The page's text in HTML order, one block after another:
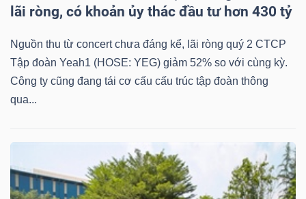
lãi ròng, có khoản ủy thác đầu tư hơn 430 tỷ
Nguồn thu từ concert chưa đáng kể, lãi ròng quý 2 CTCP
Tập đoàn Yeah1 (HOSE: YEG) giảm 52% so với cùng kỳ.
Công ty cũng đang tái cơ cấu cấu trúc tập đoàn thông
qua...
vụ
(-)